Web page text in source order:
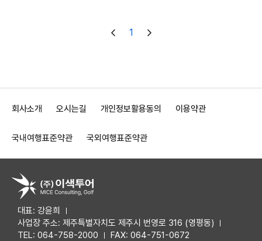
1
회사소개 오시는길 개인정보활용동의 이용약관
국내여행표준약관 국외여행표준약관
대표: 강윤희
사업장 주소: 제주특별자치도 제주시 번영로 316 (영평동)
TEL: 064-758-2000
FAX: 064-751-0672